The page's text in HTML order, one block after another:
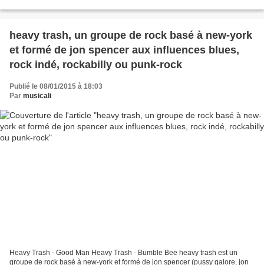
heavy trash, un groupe de rock basé à new-york
et formé de jon spencer aux influences blues,
rock indé, rockabilly ou punk-rock
Publié le 08/01/2015 à 18:03
Par musicali
Heavy Trash - Good Man Heavy Trash - Bumble Bee heavy trash est un
groupe de rock basé à new-york et formé de jon spencer (pussy galore, jon